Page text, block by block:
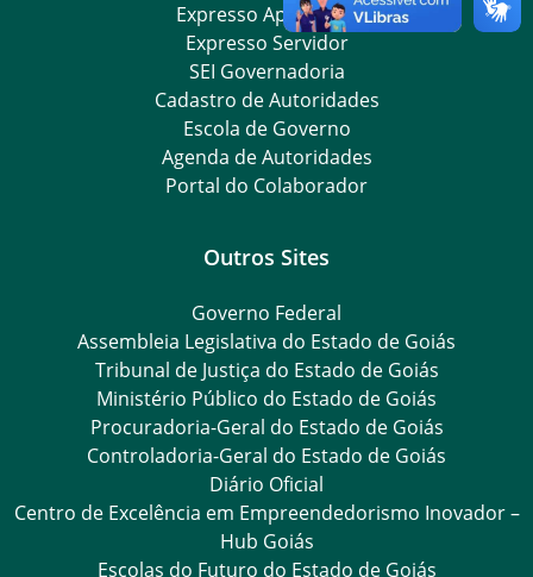
Expresso Aplicações
Expresso Servidor
SEI Governadoria
Cadastro de Autoridades
Escola de Governo
Agenda de Autoridades
Portal do Colaborador
Outros Sites
Governo Federal
Assembleia Legislativa do Estado de Goiás
Tribunal de Justiça do Estado de Goiás
Ministério Público do Estado de Goiás
Procuradoria-Geral do Estado de Goiás
Controladoria-Geral do Estado de Goiás
Diário Oficial
Centro de Excelência em Empreendedorismo Inovador –
Hub Goiás
Escolas do Futuro do Estado de Goiás